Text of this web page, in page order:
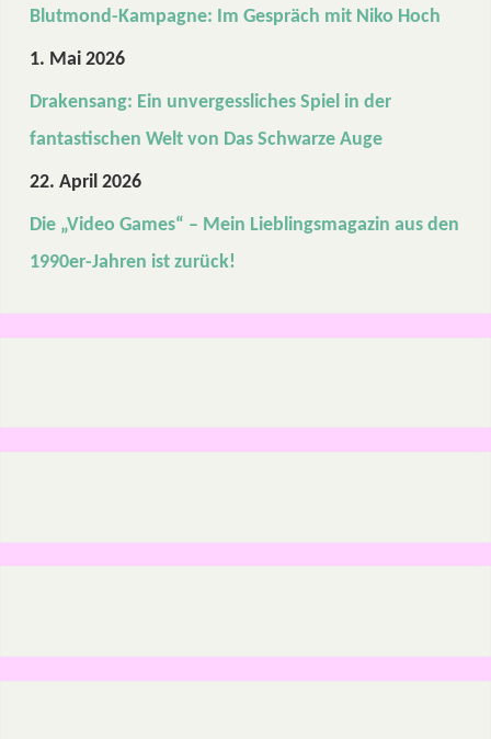
Blutmond-Kampagne: Im Gespräch mit Niko Hoch
1. Mai 2026
Drakensang: Ein unvergessliches Spiel in der
fantastischen Welt von Das Schwarze Auge
22. April 2026
Die „Video Games“ – Mein Lieblingsmagazin aus den
1990er-Jahren ist zurück!